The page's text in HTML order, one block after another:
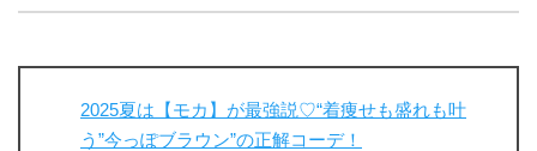
2025夏は【モカ】が最強説♡“着痩せも盛れも叶
う”今っぽブラウン”の正解コーデ！